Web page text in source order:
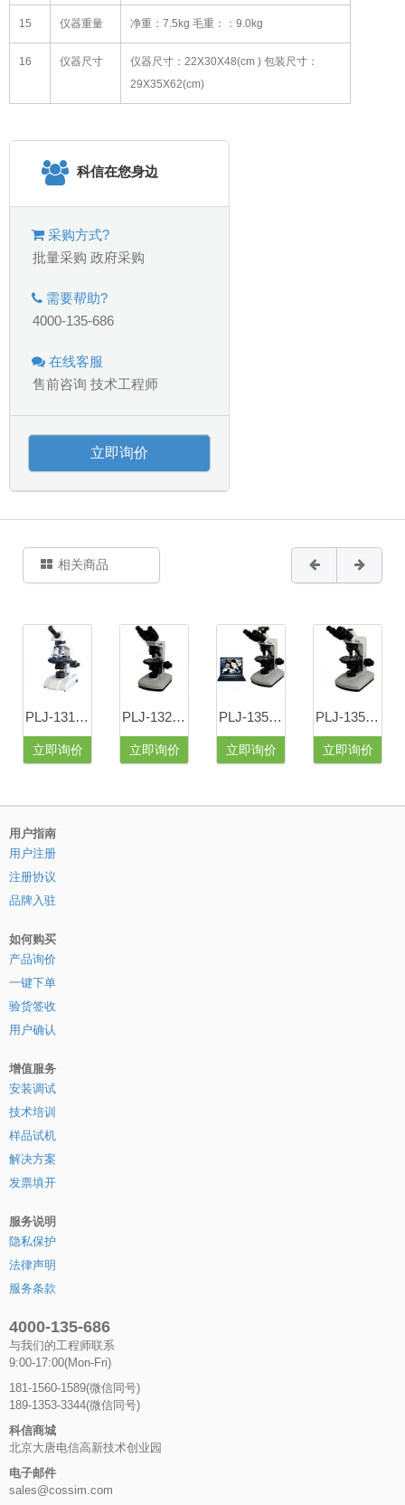
15 仪器重量 净重：7.5kg 毛重：：9.0kg
16 仪器尺寸
仪器尺寸：22X30X48(cm ) 包装尺寸：
29X35X62(cm)
科信在您身边
采购方式?
批量采购 政府采购
需要帮助?
4000-135-686
在线客服
售前咨询 技术工程师
立即询价
相关商品
PLJ-131单目偏光显微镜
立即询价
PLJ-132双目偏光显微镜
立即询价
PLJ-135SZ摄像型三目偏光显微镜
立即询价
PLJ-135三目偏光显微镜
立即询价
用户指南
用户注册
注册协议
品牌入驻
如何购买
产品询价
一键下单
验货签收
用户确认
增值服务
安装调试
技术培训
样品试机
解决方案
发票填开
服务说明
隐私保护
法律声明
服务条款
4000-135-686
与我们的工程师联系
9:00-17:00(Mon-Fri)
181-1560-1589(微信同号)
189-1353-3344(微信同号)
科信商城
北京大唐电信高新技术创业园
电子邮件
sales@cossim.com